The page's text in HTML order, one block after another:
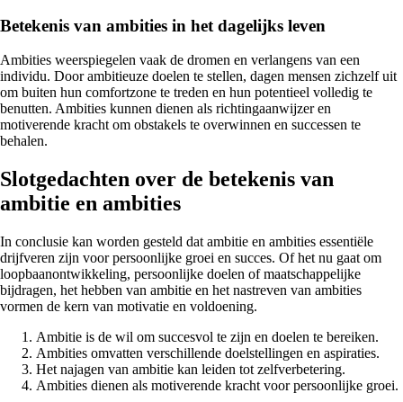
Betekenis van ambities in het dagelijks leven
Ambities weerspiegelen vaak de dromen en verlangens van een
individu. Door ambitieuze doelen te stellen, dagen mensen zichzelf uit
om buiten hun comfortzone te treden en hun potentieel volledig te
benutten. Ambities kunnen dienen als richtingaanwijzer en
motiverende kracht om obstakels te overwinnen en successen te
behalen.
Slotgedachten over de betekenis van
ambitie en ambities
In conclusie kan worden gesteld dat ambitie en ambities essentiële
drijfveren zijn voor persoonlijke groei en succes. Of het nu gaat om
loopbaanontwikkeling, persoonlijke doelen of maatschappelijke
bijdragen, het hebben van ambitie en het nastreven van ambities
vormen de kern van motivatie en voldoening.
Ambitie is de wil om succesvol te zijn en doelen te bereiken.
Ambities omvatten verschillende doelstellingen en aspiraties.
Het najagen van ambitie kan leiden tot zelfverbetering.
Ambities dienen als motiverende kracht voor persoonlijke groei.